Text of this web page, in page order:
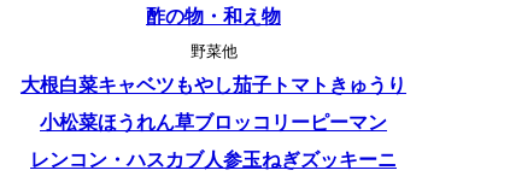
酢の物・和え物
野菜他
大根白菜キャベツもやし茄子 トマト きゅうり
小松菜ほうれん草ブロッコリーピーマン
レンコン・ハスカブ人参玉ねぎズッキーニ